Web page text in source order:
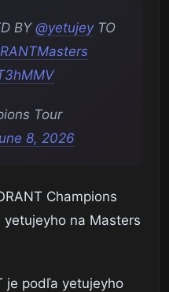
BY @yetujeyTO
Tour
8, 2026
Champions
yetujeyho na Masters
je podľa yetujeyho